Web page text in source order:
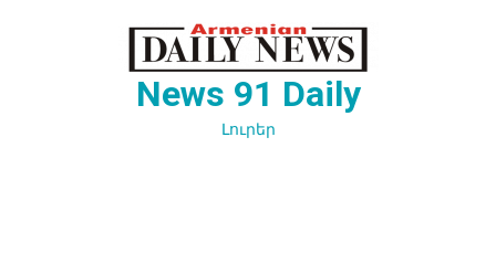
News 91 Daily
Լուրեր